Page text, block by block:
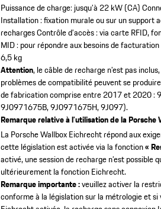
Puissance de charge: jusqu’à 22 kW (CA)
Installation : fixation murale ou sur un support
rechargesContrôle d’accès : via carte RFID,
MID : pour répondre aux besoins de
6,5 kg
Attention, le câble de recharge n’est pas
problèmes de compatibilité peuvent se
de fabrication comprise entre 2017 et 2020
9J0971675B, 9J0971675H, 9J097).
Remarque relative à l’utilisation de la
La Porsche Wallbox Eichrecht répond aux
cette législation est activée via la fonction«
activé, une session de recharge n’est
ultérieurement la fonction Eichrecht.
Remarque importante :veuillez activer la
conforme à la législation sur la métrologie et